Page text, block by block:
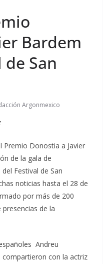
Bardem
San
Argonmexico
Premio Donostia a Javier
de la gala de
Festival de San
noticias hasta el 28 de
por más de 200
de la
Andreu
con la actriz